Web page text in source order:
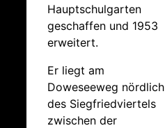
Hauptschulgarten
geschaffen und 1953
erweitert.
Er liegt am
Doweseeweg nördlich
des Siegfriedviertels
zwischen der